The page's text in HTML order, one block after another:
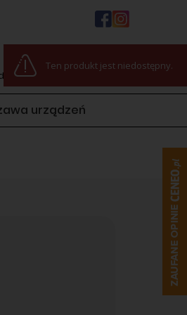
dostawy: 100,00 zł
urządzeń
Ten produkt jest niedostępny.